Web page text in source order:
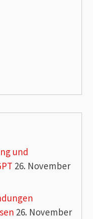
und
26. November
26. November